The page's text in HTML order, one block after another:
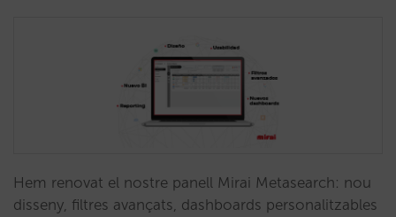
Hem renovat el nostre panell Mirai Metasearch: nou
disseny, filtres avançats, dashboards personalitzables